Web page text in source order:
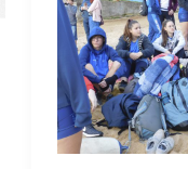
de
lliga
de
batel